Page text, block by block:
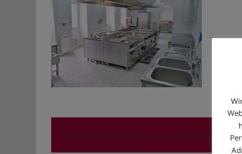
Teilen Sie diesen Artikel, Wählen Sie Ihre Plattform!